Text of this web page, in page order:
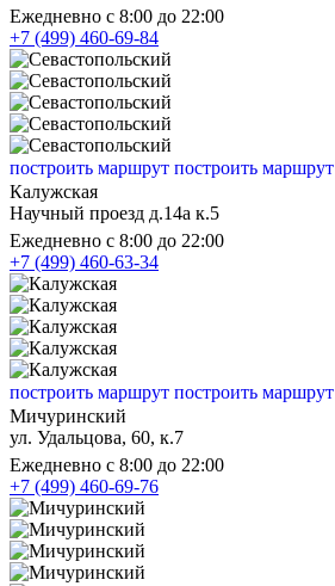
Ежедневно с 8:00 до 22:00
+7 (499) 460-69-84
построить маршрут построить маршрут
Калужская
Научный проезд д.14а к.5
Ежедневно с 8:00 до 22:00
+7 (499) 460-63-34
построить маршрут построить маршрут
Мичуринский
ул. Удальцова, 60, к.7
Ежедневно с 8:00 до 22:00
+7 (499) 460-69-76